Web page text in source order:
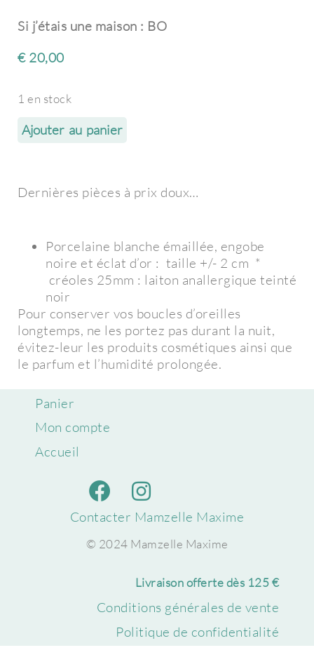
Si j’étais une maison : BO
€20,00
1 en stock
Ajouter au panier
Dernières pièces à prix doux…
Porcelaine blanche émaillée, engobe
noire et éclat d’or : taille +/- 2 cm *
créoles 25mm : laiton anallergique teinté
noir
Pour conserver vos boucles d’oreilles
longtemps, ne les portez pas durant la nuit,
évitez-leur les produits cosmétiques ainsi que
le parfum et l’humidité prolongée.
Panier
Mon compte
Accueil
Contacter Mamzelle Maxime
© 2024 Mamzelle Maxime
Livraison offerte dès 125 €
Conditions générales de vente
Politique de confidentialité